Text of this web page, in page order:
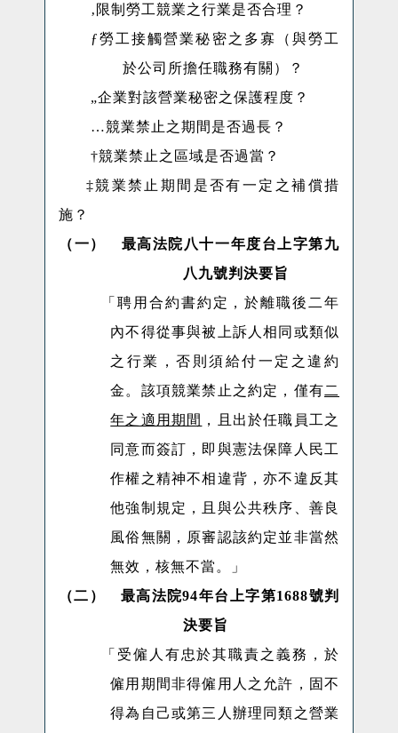
‚ 限制勞工競業之行業是否合理？
ƒ勞工接觸營業秘密之多寡（與勞工
於公司所擔任職務有關）？
„企業對該營業秘密之保護程度？
…競業禁止之期間是否過長？
†競業禁止之區域是否過當？
‡競業禁止期間是否有一定之補償措
施？
（一）
最高法院八十一年度台上字第九
八九號判決要旨
「聘用合約書約定，於離職後二年
內不得從事與被上訴人相同或類似
之行業，否則須給付一定之違約
金。該項競業禁止之約定，僅有二
年之適用期間 ，且出於任職員工之
同意而簽訂，即與憲法保障人民工
作權之精神不相違背，亦不違反其
他強制規定，且與公共秩序、善良
風俗無關，原審認該約定並非當然
無效，核無不當。」
（二）
最高法院94年台上字第1688號判
決要旨
「受僱人有忠於其職責之義務，於
僱用期間非得僱用人之允許，固不
得為自己或第三人辦理同類之營業